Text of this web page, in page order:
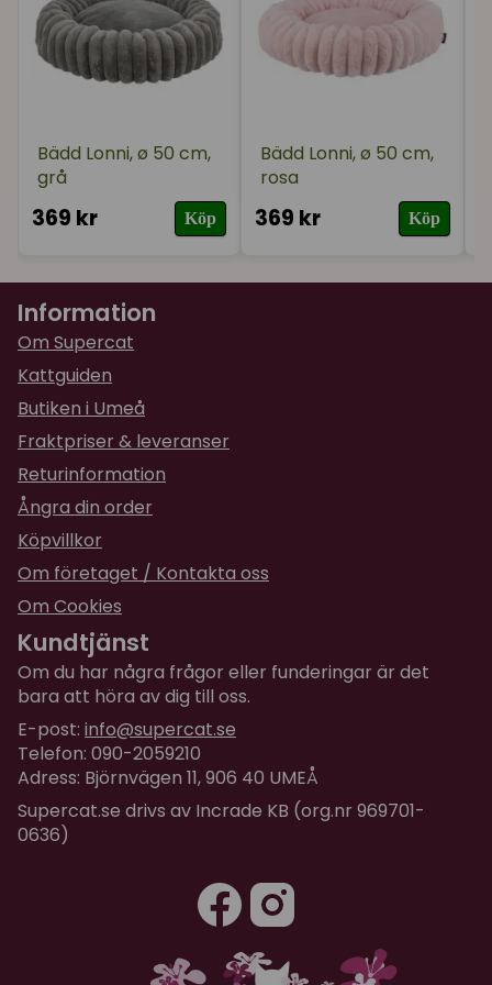
Bädd Lonni, ø 50 cm,
grå
369 kr Köp
Bädd Lonni, ø 50 cm,
rosa
369 kr Köp
Information
Om Supercat
Kattguiden
Butiken i Umeå
Fraktpriser & leveranser
Returinformation
Ångra din order
Köpvillkor
Om företaget / Kontakta oss
Om Cookies
Kundtjänst
Om du har några frågor eller funderingar är det
bara att höra av dig till oss.
E-post: info@supercat.se
Telefon: 090-2059210
Adress: Björnvägen 11, 906 40 UMEÅ
Supercat.se drivs av Incrade KB (org.nr 969701-
0636)